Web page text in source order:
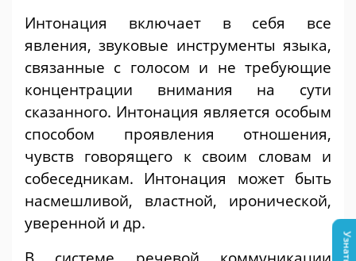
Интонация включает в себя все
явления, звуковые инструменты языка,
связанные с голосом и не требующие
концентрации внимания на сути
сказанного. Интонация является особым
способом проявления отношения,
чувств говорящего к своим словам и
собеседникам. Интонация может быть
насмешливой, властной, иронической,
уверенной и др.